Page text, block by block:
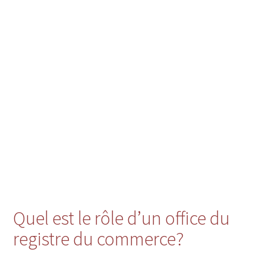
1773 Chandon
1772 Ponthaux
1772 Nierlet-les-Bois
1772 Grolley
Quel est le rôle d’un office du
registre du commerce?